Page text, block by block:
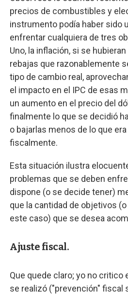
precios de combustibles y
instrumento podía haber sido
enfrentar cualquiera de tres
Uno, la inflación, si se
rebajas que razonablemente
tipo de cambio real,
el impacto en el IPC de esas
un aumento en el precio del
finalmente lo que se decidió
o bajarlas menos de lo que
fiscalmente.
Esta situación ilustra
problemas que se deben
dispone (o se decide tener)
que la cantidad de objetivos
este caso) que se desea
Ajuste fiscal.
Que quede claro; yo no critico
se realizó ("prevención" fiscal